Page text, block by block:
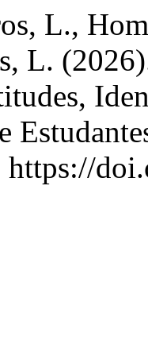
L.,
L.
https://